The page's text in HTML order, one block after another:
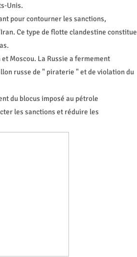
pour contourner les sanctions,
Ce type de flotte clandestine constitue
Moscou. La Russie a fermement
russe de " piraterie " et de violation du
du blocus imposé au pétrole
les sanctions et réduire les